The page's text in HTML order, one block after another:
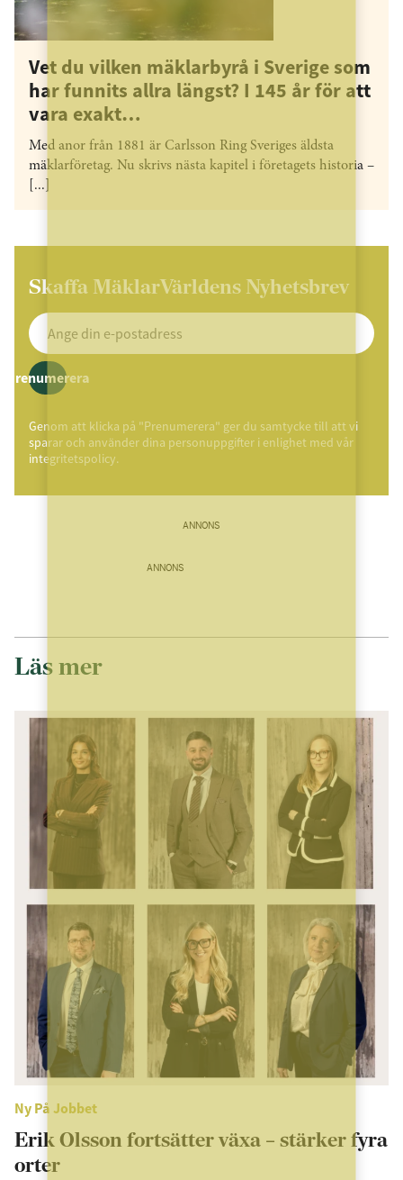
Vet du vilken mäklarbyrå i Sverige som
har funnits allra längst? I 145 år för att
vara exakt…
Med anor från 1881 är Carlsson Ring Sveriges äldsta
mäklarföretag. Nu skrivs nästa kapitel i företagets historia –
[...]
Skaffa MäklarVärldens Nyhetsbrev
Prenumerera
Genom att klicka på "Prenumerera" ger du samtycke till att vi
sparar och använder dina personuppgifter i enlighet med vår
integritetspolicy.
ANNONS
ANNONS
Läs mer
Ny På Jobbet
Erik Olsson fortsätter växa – stärker fyra
orter